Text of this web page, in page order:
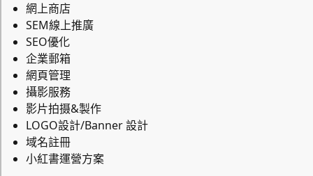
網上商店
SEM線上推廣
SEO優化
企業郵箱
網頁管理
攝影服務
影片拍摄&製作
LOGO設計/Banner 設計
域名註冊
小紅書運營方案